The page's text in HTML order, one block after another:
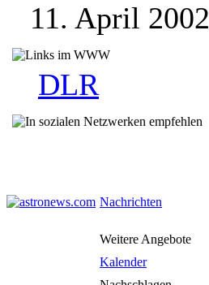
11. April 2002
DLR
Nachrichten
Weitere Angebote
Kalender